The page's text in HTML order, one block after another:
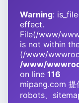
Warning:
effect.
File(/www/
is not within
(/www/
/www/
on line 116
mipang.com 提
robots、